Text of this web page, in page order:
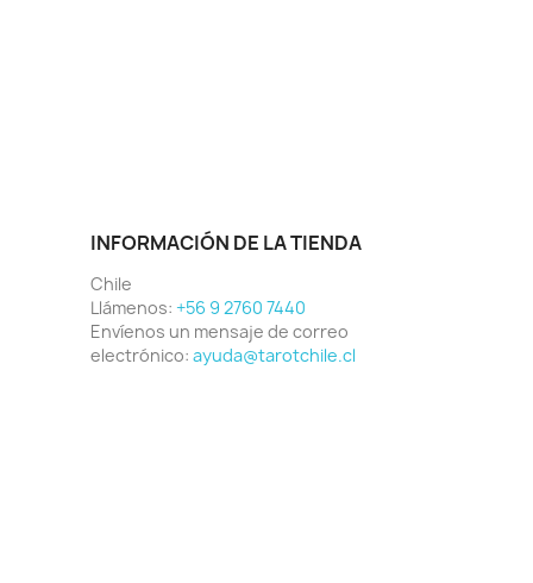
INFORMACIÓN DE LA TIENDA
Chile
Llámenos: +56 9 2760 7440
Envíenos un mensaje de correo
electrónico: ayuda@tarotchile.cl